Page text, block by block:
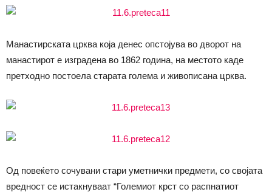
Манастирската црква која денес опстојува во дворот на
манастирот е изградена во 1862 година, на местото каде
претходно постоела старата голема и живописана црква.
Од повеќето сочувани стари уметнички предмети, со својата
вредност се истакнуваат “Големиот крст со распнатиот